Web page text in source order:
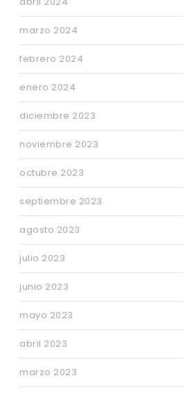
marzo 2024
febrero 2024
enero 2024
diciembre 2023
noviembre 2023
octubre 2023
septiembre 2023
agosto 2023
julio 2023
junio 2023
mayo 2023
abril 2023
marzo 2023